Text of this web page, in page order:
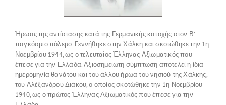
Ήρωας της αντίστασης κατά της Γερμανικής κατοχής στον Β’
παγκόσμιο πόλεμο. Γεννήθηκε στην Χάλκη και σκοτώθηκε την 1η
Νοεμβρίου 1944, ως ο τελευταίος Έλληνας Αξιωματικός που
έπεσε για την Ελλάδα. Αξιοσημείωτη σύμπτωση αποτελεί η ίδια
ημερομηνία θανάτου και του άλλου ήρωα του νησιού της Χάλκης,
του Αλέξανδρου Διάκου, ο οποίος σκοτώθηκε την 1η Νοεμβρίου
1940, ως ο πρώτος Έλληνας Αξιωματικός που έπεσε για την